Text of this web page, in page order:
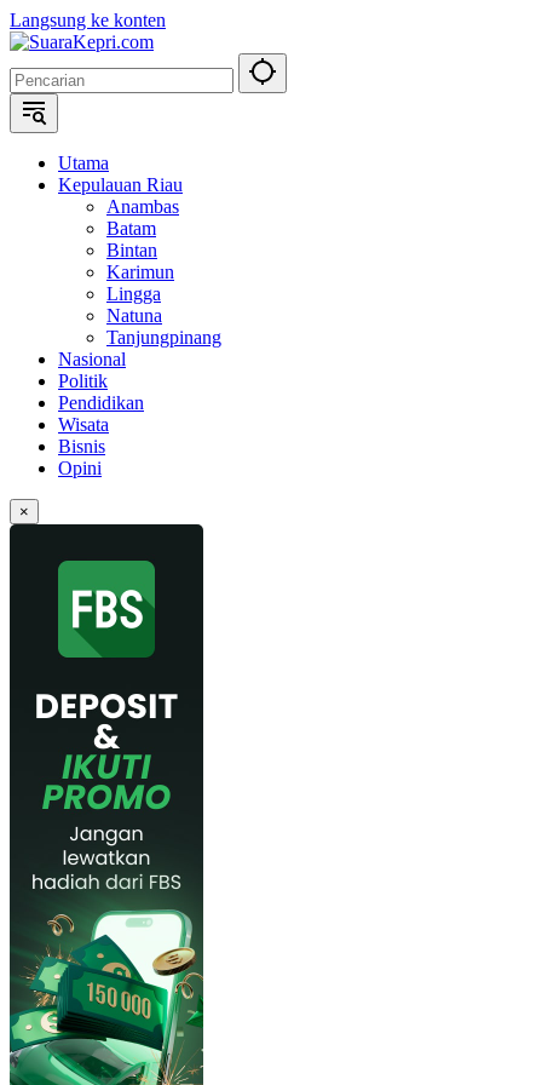
Langsung ke konten
Utama
Kepulauan Riau
Anambas
Batam
Bintan
Karimun
Lingga
Natuna
Tanjungpinang
Nasional
Politik
Pendidikan
Wisata
Bisnis
Opini
×